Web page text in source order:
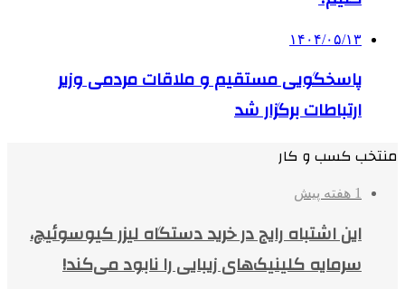
۱۴۰۴/۰۵/۱۳
پاسخگویی مستقیم و ملاقات مردمی وزیر
ارتباطات برگزار شد
منتخب کسب و کار
1 هفته پیش
این اشتباه رایج در خرید دستگاه لیزر کیوسوئیچ،
سرمایه کلینیک‌های زیبایی را نابود می‌کند!